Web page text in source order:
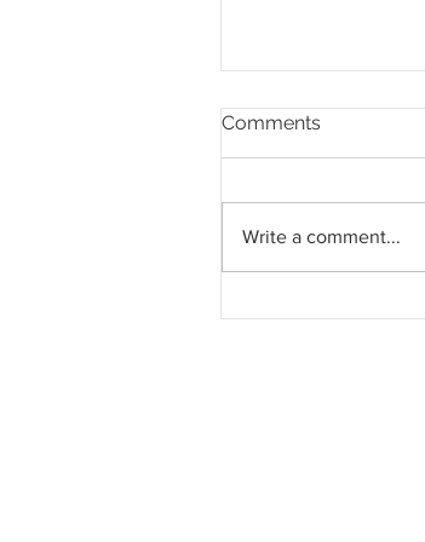
Comments
Write a comment...